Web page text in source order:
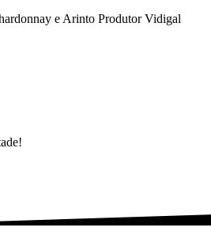
e Arinto Produtor Vidigal